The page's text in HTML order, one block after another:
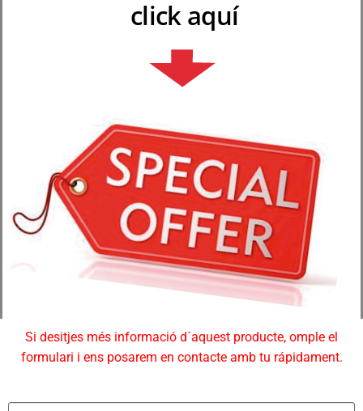
click aquí
Si desitjes més informació d´aquest producte, omple el
formulari i ens posarem en contacte amb tu rápidament.